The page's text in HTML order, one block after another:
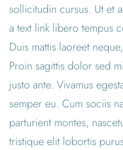
sollicitudin cursus. Ut et
a text link libero tempus
Duis mattis laoreet
Proin sagittis dolor sed
justo ante. Vivamus
semper eu. Cum sociis
parturient montes,
tristique elit lobortis